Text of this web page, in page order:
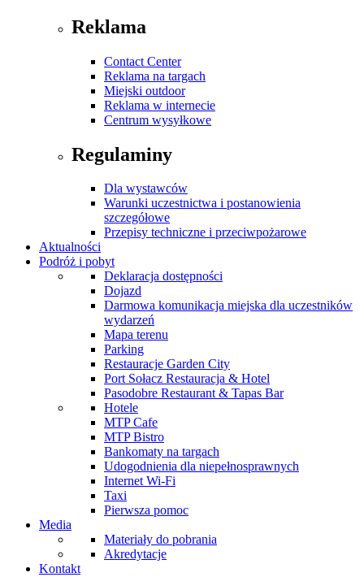
Reklama
Contact Center
Reklama na targach
Miejski outdoor
Reklama w internecie
Centrum wysyłkowe
Regulaminy
Dla wystawców
Warunki uczestnictwa i postanowienia
szczegółowe
Przepisy techniczne i przeciwpożarowe
Aktualności
Podróż i pobyt
Deklaracja dostępności
Dojazd
Darmowa komunikacja miejska dla uczestników
wydarzeń
Mapa terenu
Parking
Restauracje Garden City
Port Sołacz Restauracja & Hotel
Pasodobre Restaurant & Tapas Bar
Hotele
MTP Cafe
MTP Bistro
Bankomaty na targach
Udogodnienia dla niepełnosprawnych
Internet Wi-Fi
Taxi
Pierwsza pomoc
Media
Materiały do pobrania
Akredytacje
Kontakt